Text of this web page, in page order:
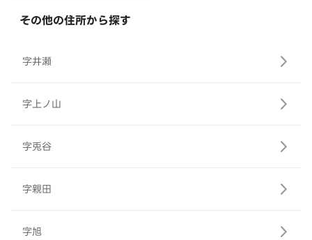
その他の住所から探す
字井瀬
字上ノ山
字兎谷
字親田
字旭